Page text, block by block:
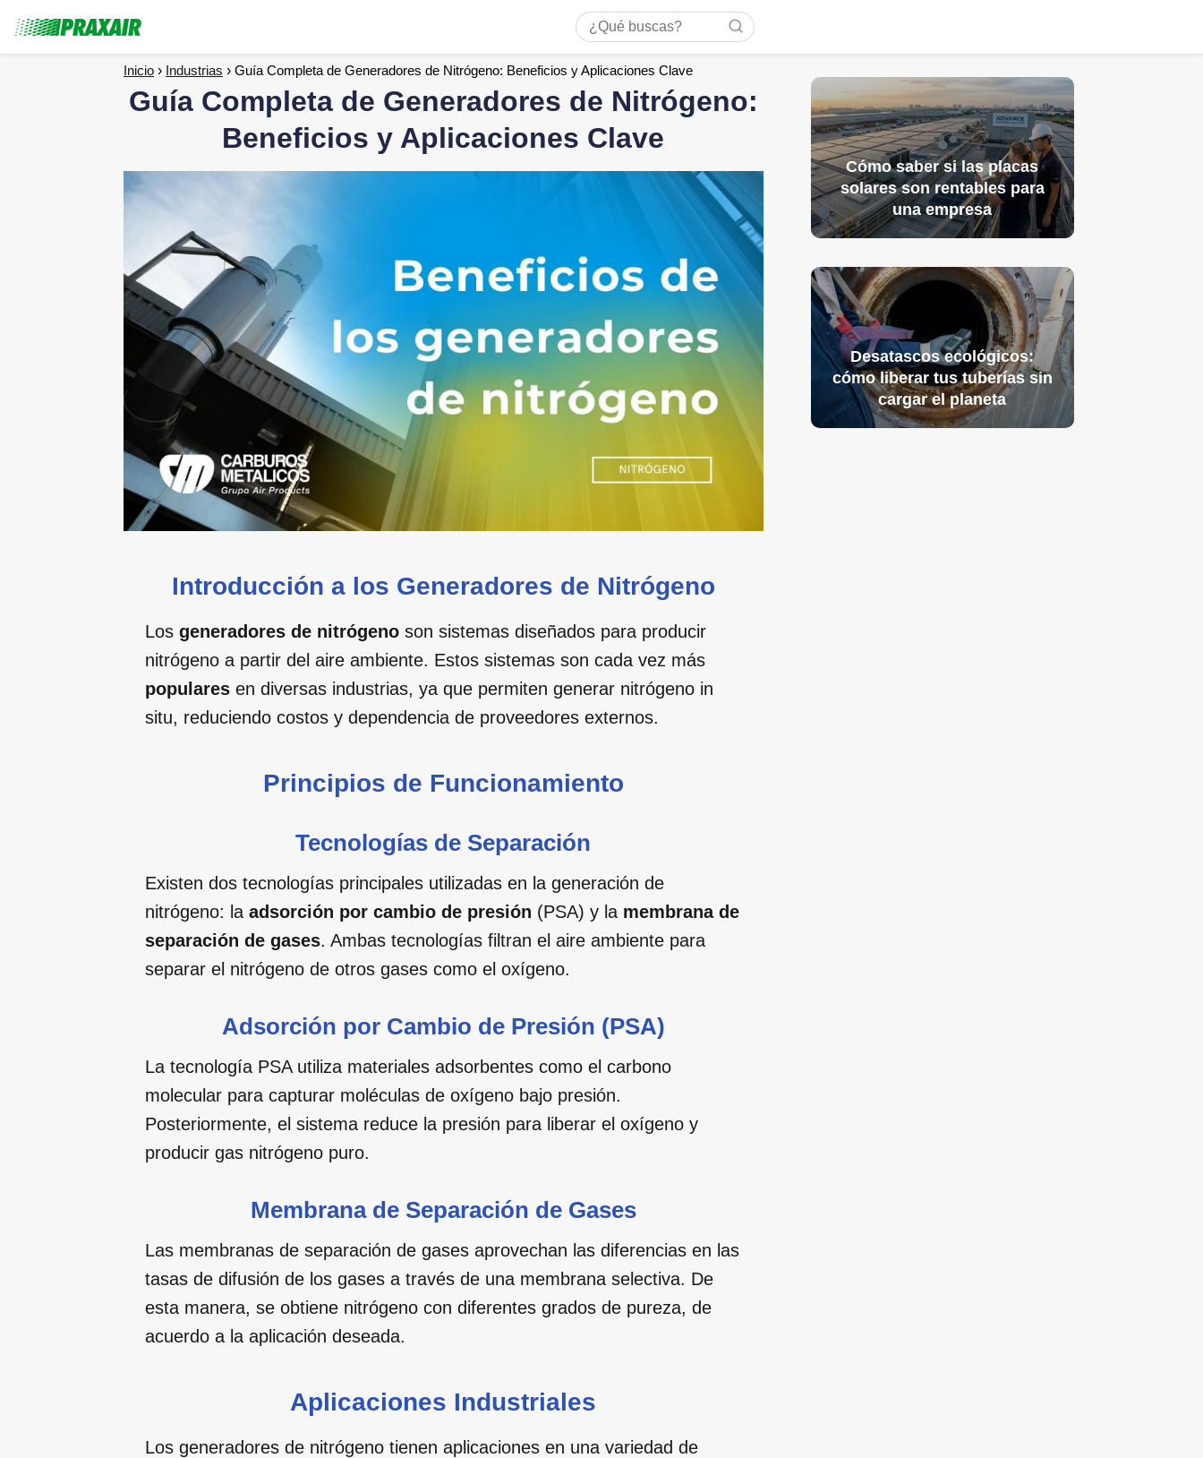
Inicio Industrias Guía Completa de Generadores de Nitrógeno: Beneficios y Aplicaciones Clave
Guía Completa de Generadores de Nitrógeno:
Beneficios y Aplicaciones Clave
Introducción a los Generadores de Nitrógeno
Los generadores de nitrógeno son sistemas diseñados para producir
nitrógeno a partir del aire ambiente. Estos sistemas son cada vez más
populares en diversas industrias, ya que permiten generar nitrógeno in
situ, reduciendo costos y dependencia de proveedores externos.
Principios de Funcionamiento
Tecnologías de Separación
Existen dos tecnologías principales utilizadas en la generación de
nitrógeno: la adsorción por cambio de presión (PSA) y la membrana de
separación de gases. Ambas tecnologías filtran el aire ambiente para
separar el nitrógeno de otros gases como el oxígeno.
Adsorción por Cambio de Presión (PSA)
La tecnología PSA utiliza materiales adsorbentes como el carbono
molecular para capturar moléculas de oxígeno bajo presión.
Posteriormente, el sistema reduce la presión para liberar el oxígeno y
producir gas nitrógeno puro.
Membrana de Separación de Gases
Las membranas de separación de gases aprovechan las diferencias en las
tasas de difusión de los gases a través de una membrana selectiva. De
esta manera, se obtiene nitrógeno con diferentes grados de pureza, de
acuerdo a la aplicación deseada.
Aplicaciones Industriales
Los generadores de nitrógeno tienen aplicaciones en una variedad de
Cómo saber si las placas
solares son rentables para
una empresa
Desatascos ecológicos:
cómo liberar tus tuberías sin
cargar el planeta